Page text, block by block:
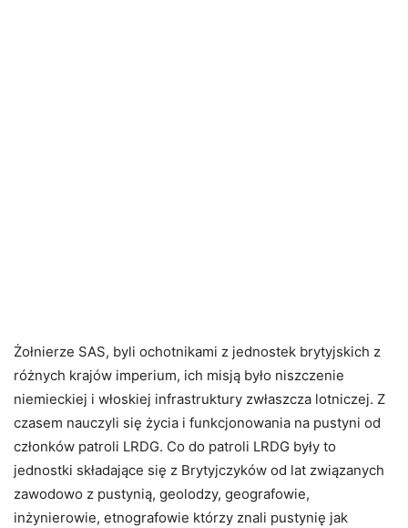
Żołnierze SAS, byli ochotnikami z jednostek brytyjskich z
różnych krajów imperium, ich misją było niszczenie
niemieckiej i włoskiej infrastruktury zwłaszcza lotniczej. Z
czasem nauczyli się życia i funkcjonowania na pustyni od
członków patroli LRDG. Co do patroli LRDG były to
jednostki składające się z Brytyjczyków od lat związanych
zawodowo z pustynią, geolodzy, geografowie,
inżynierowie, etnografowie którzy znali pustynię jak